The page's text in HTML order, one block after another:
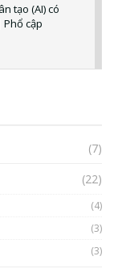
tạo (AI) có
cập
ảnh hưởng
cập
(7)
(22)
(4)
(3)
(3)